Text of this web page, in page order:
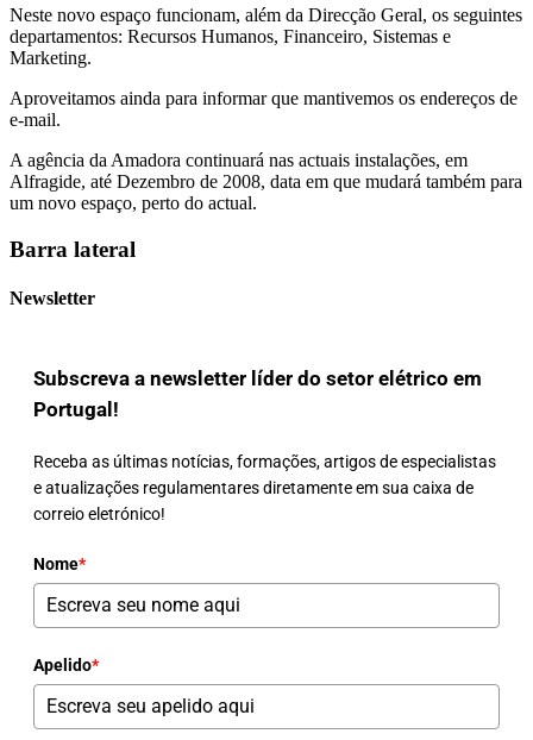
Neste novo espaço funcionam, além da Direcção Geral, os seguintes
departamentos: Recursos Humanos, Financeiro, Sistemas e
Marketing.
Aproveitamos ainda para informar que mantivemos os endereços de
e-mail.
A agência da Amadora continuará nas actuais instalações, em
Alfragide, até Dezembro de 2008, data em que mudará também para
um novo espaço, perto do actual.
Barra lateral
Newsletter
Subscreva a newsletter líder do setor elétrico em
Portugal!
Receba as últimas notícias, formações, artigos de especialistas
e atualizações regulamentares diretamente em sua caixa de
correio eletrónico!
Nome*
Apelido*